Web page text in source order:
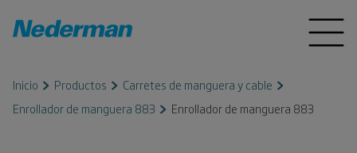
Inicio Productos
Carretes de manguera y cable
Enrollador de manguera 883
Enrollador de manguera 883